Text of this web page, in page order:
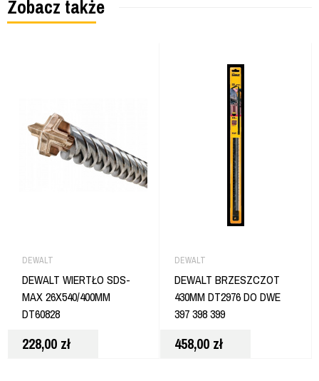
Zobacz także
DEWALT
DEWALT WIERTŁO SDS-
MAX 26X540/400MM
DT60828
228,00 zł
DEWALT
DEWALT BRZESZCZOT
430MM DT2976 DO DWE
397 398 399
458,00 zł